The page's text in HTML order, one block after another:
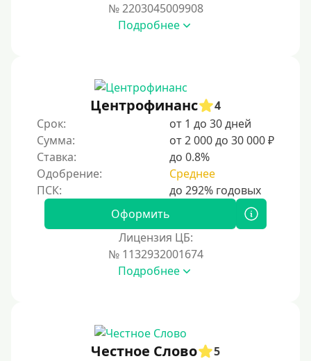
Карты банков и платежные системы
Мастеркард
Через Юнистрим (Unistream)
На Вебмани
ВТБ
Виза (Visa)
Тинькофф
На карту Кукуруза
Моментум (Momentum)
№ 2203045009908
Подробнее
Центрофинанс
4
Срок:
от 1 до 30 дней
Сумма:
от 2 000 до 30 000 ₽
Ставка:
до 0.8%
Одобрение:
Среднее
Оформить
Лицензия ЦБ:
№ 1132932001674
Подробнее
Честное Слово
5